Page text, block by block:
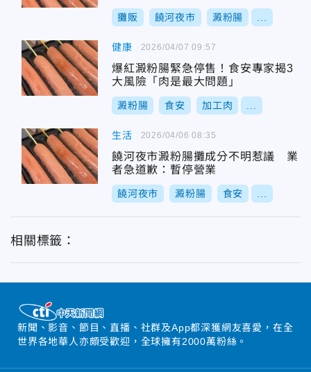
攤販 饒河夜市 澱粉腸
健康
爆紅澱粉腸緊急停售！食安專家揭3
大風險「肉是最大問題」
澱粉腸 食安 加工肉
2026/04/07 09:57
生活
饒河夜市澱粉腸攤成分不明惹議 業
者急道歉：暫停營業
饒河夜市 澱粉腸 食安
2026/04/06 08:35
相關標籤：
新聞、影音、節目、直播、社群及App都深獲網友喜愛，在全
世界各地華人亦頗受歡迎，全球擁有2000萬粉絲。